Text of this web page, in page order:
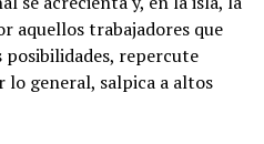
aquellos trabajadores que
repercute
lo general, salpica a altos